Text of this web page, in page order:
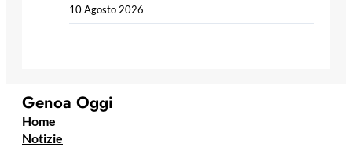
10 Agosto 2026
Genoa Oggi
Home
Notizie